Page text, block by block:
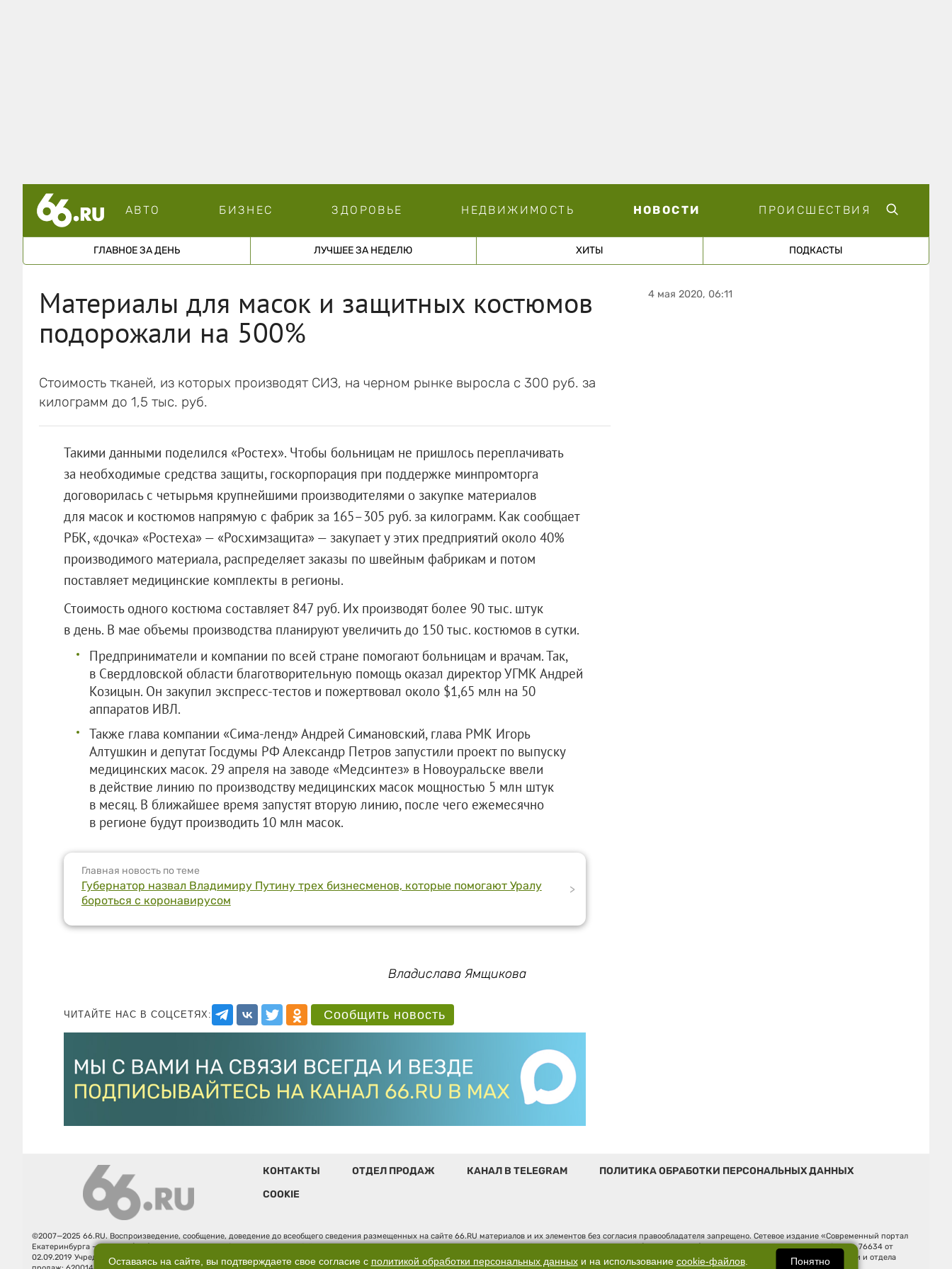
АВТО БИЗНЕС ЗДОРОВЬЕ НЕДВИЖИМОСТЬ НОВОСТИ ПРОИСШЕСТВИЯ
ГЛАВНОЕ ЗА ДЕНЬ ЛУЧШЕЕ ЗА НЕДЕЛЮ ХИТЫ ПОДКАСТЫ
Материалы для масок и защитных костюмов
подорожали на 500%
Стоимость тканей, из которых производят СИЗ, на черном рынке выросла с 300 руб. за
килограмм до 1,5 тыс. руб.
Такими данными поделился «Ростех». Чтобы больницам не пришлось переплачивать
за необходимые средства защиты, госкорпорация при поддержке минпромторга
договорилась с четырьмя крупнейшими производителями о закупке материалов
для масок и костюмов напрямую с фабрик за 165–305 руб. за килограмм. Как сообщает
РБК, «дочка» «Ростеха» — «Росхимзащита» — закупает у этих предприятий около 40%
производимого материала, распределяет заказы по швейным фабрикам и потом
поставляет медицинские комплекты в регионы.
Стоимость одного костюма составляет 847 руб. Их производят более 90 тыс. штук
в день. В мае объемы производства планируют увеличить до 150 тыс. костюмов в сутки.
Предприниматели и компании по всей стране помогают больницам и врачам. Так,
в Свердловской области благотворительную помощь оказал директор УГМК Андрей
Козицын. Он закупил экспресс-тестов и пожертвовал около $1,65 млн на 50
аппаратов ИВЛ.
Также глава компании «Сима-ленд» Андрей Симановский, глава РМК Игорь
Алтушкин и депутат Госдумы РФ Александр Петров запустили проект по выпуску
медицинских масок. 29 апреля на заводе «Медсинтез» в Новоуральске ввели
в действие линию по производству медицинских масок мощностью 5 млн штук
в месяц. В ближайшее время запустят вторую линию, после чего ежемесячно
в регионе будут производить 10 млн масок.
Главная новость по теме
Губернатор назвал Владимиру Путину трех бизнесменов, которые помогают Уралу
бороться с коронавирусом
>
Владислава Ямщикова
ЧИТАЙТЕ НАС В СОЦСЕТЯХ: Сообщить новость
4 мая 2020, 06:11
КОНТАКТЫ ОТДЕЛ ПРОДАЖ КАНАЛ В TELEGRAM
ПОЛИТИКА ОБРАБОТКИ ПЕРСОНАЛЬНЫХ ДАННЫХ
COOKIE
©2007—2025 66.RU. Воспроизведение, сообщение, доведение до всеобщего сведения размещенных на сайте 66.RU материалов и их элементов без согласия правообладателя запрещено. Сетевое издание «Современный портал
Екатеринбурга — «66.ru» (18+) зарегистрировано Федеральной службой по надзору в сфере связи, информационных технологий и массовых коммуникаций (Роскомнадзор). Регистрационный номер ЭЛ № ФС 77 - 76634 от
02.09.2019 Учредитель: Общество с ограниченной ответственностью "66.ру". Юридический адрес: 620014, Свердловская обл., г. Екатеринбург, ул. Бориса Ельцина, строение 3, оф. 7015 Фактический адрес редакции и отдела
Оставаясь на сайте, вы подтверждаете свое согласие с политикой обработки персональных данныхи на использование cookie-файлов. Понятно